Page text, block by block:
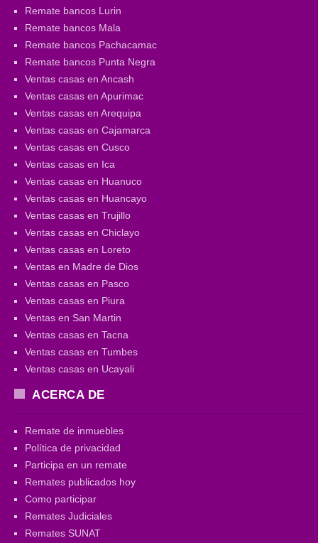
Remate bancos Lurin
Remate bancos Mala
Remate bancos Pachacamac
Remate bancos Punta Negra
Ventas casas en Ancash
Ventas casas en Apurimac
Ventas casas en Arequipa
Ventas casas en Cajamarca
Ventas casas en Cusco
Ventas casas en Ica
Ventas casas en Huanuco
Ventas casas en Huancayo
Ventas casas en Trujillo
Ventas casas en Chiclayo
Ventas casas en Loreto
Ventas en Madre de Dios
Ventas casas en Pasco
Ventas casas en Piura
Ventas en San Martin
Ventas casas en Tacna
Ventas casas en Tumbes
Ventas casas en Ucayali
ACERCA DE
Remate de inmuebles
Política de privacidad
Participa en un remate
Remates publicados hoy
Como participar
Remates Judiciales
Remates SUNAT